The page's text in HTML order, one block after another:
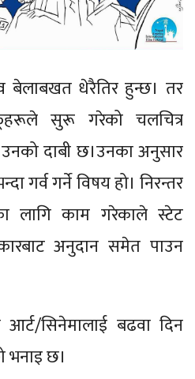
बेलाबखत धेरैतिर हुन्छ। तर
सुरू गरेको चलचित्र
दाबी छ।उनका अनुसार
गर्व गर्ने विषय हो। निरन्तर
लागि काम गरेकाले स्टेट
अनुदान समेत पाउन
सिनेमालाई बढवा दिन
भनाइ छ।